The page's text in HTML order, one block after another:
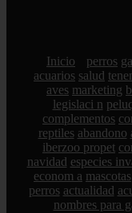
Inicio perros
acuarios salud
aves marketing
legislaci n
complementos
reptiles abandono
iberzoo propet
navidad especies
econom a mascotas
perros actualidad
nombres para